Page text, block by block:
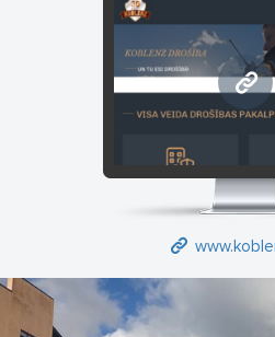
Адрес: Ул.
э-почта:
Телефон: 29